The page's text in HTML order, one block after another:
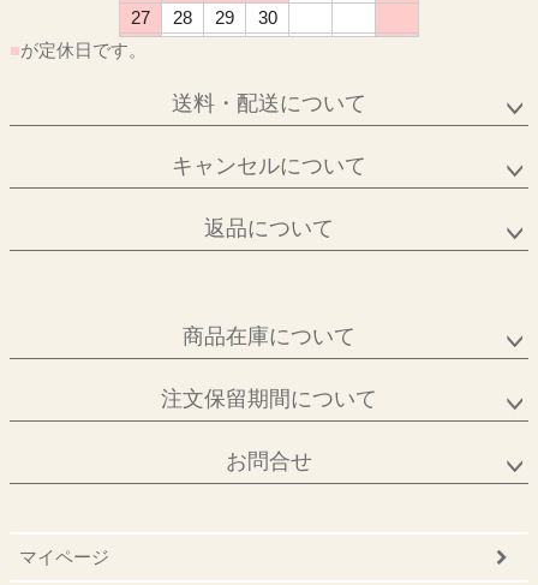
27
28 29
30
■が定休日です。
送料・配送について
キャンセルについて
返品について
商品在庫について
注文保留期間について
お問合せ
マイページ